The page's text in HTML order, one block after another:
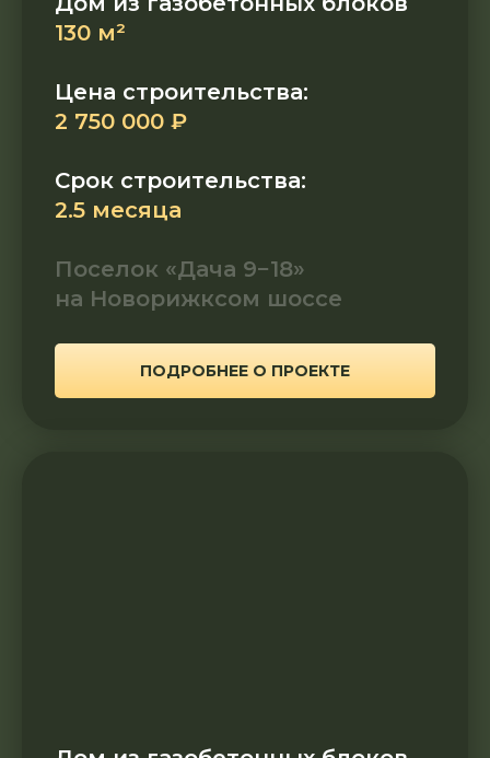
130 м²
Цена строительства:
2 750 000 ₽
Срок строительства:
2.5 месяца
Поселок «Дача 9−18»
на Новорижксом шоссе
ПОДРОБНЕЕ О ПРОЕКТЕ